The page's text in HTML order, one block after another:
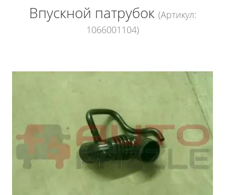
Впускной патрубок (Артикул:
1066001104)